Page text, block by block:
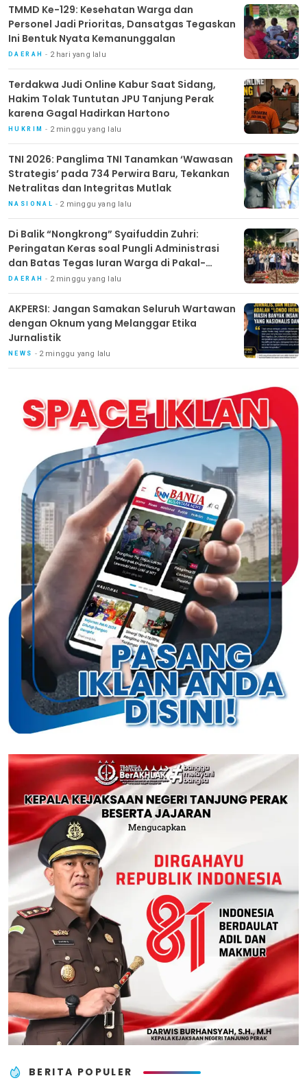
TMMD Ke-129: Kesehatan Warga dan
Personel Jadi Prioritas, Dansatgas Tegaskan
Ini Bentuk Nyata Kemanunggalan
DAERAH 2 hari yang lalu
Terdakwa Judi Online Kabur Saat Sidang,
Hakim Tolak Tuntutan JPU Tanjung Perak
karena Gagal Hadirkan Hartono
HUKRIM 2 minggu yang lalu
TNI 2026: Panglima TNI Tanamkan ‘Wawasan
Strategis’ pada 734 Perwira Baru, Tekankan
Netralitas dan Integritas Mutlak
NASIONAL 2 minggu yang lalu
Di Balik “Nongkrong” Syaifuddin Zuhri:
Peringatan Keras soal Pungli Administrasi
dan Batas Tegas Iuran Warga di Pakal-
Benowo
DAERAH 2 minggu yang lalu
AKPERSI: Jangan Samakan Seluruh Wartawan
dengan Oknum yang Melanggar Etika
Jurnalistik
NEWS 2 minggu yang lalu
BERITA POPULER